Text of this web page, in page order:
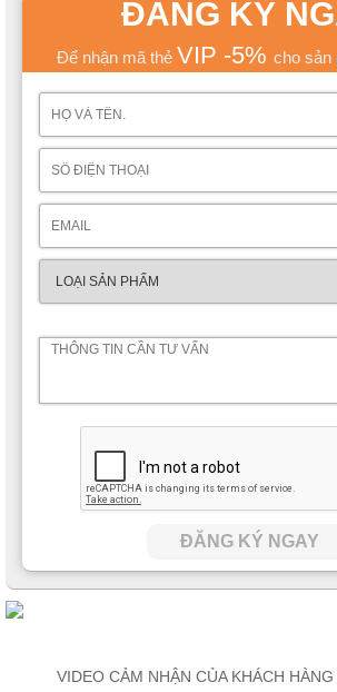
ĐĂNG KÝ
Để nhận mã thẻ VIP -5% cho sản
ĐĂNG KÝ NGAY
VIDEO CẢM NHẬN CỦA KHÁCH HÀNG